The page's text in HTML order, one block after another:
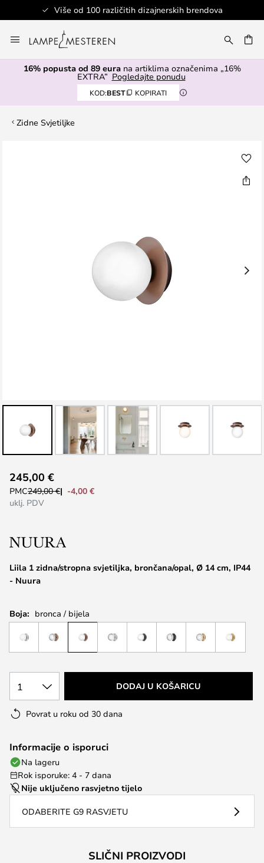
Više od 100 različitih dizajnerskih brendova
to
Content
16% popusta od 89 eurana artiklima označenima „16%
EXTRA” Pogledajte ponudu
KOD:BEST KOPIRATI
Zidne Svjetiljke
to
the
beginning
the
gallery
Liila 1 zidna/stropna svjetiljka, brončana/opal, Ø 14 cm, IP44
- Nuura
245,00 €
PMC249,00 €
-4,00 €
uklj. PDV
Boja: bronca / bijela
1 DODAJ U KOŠARICU
Povrat u roku od 30 dana
Informacije o isporuci
Na lageru
Rok isporuke: 4 - 7 dana
Nije uključeno rasvjetno tijelo
ODABERITE G9 RASVJETU
SLIČNI PROIZVODI